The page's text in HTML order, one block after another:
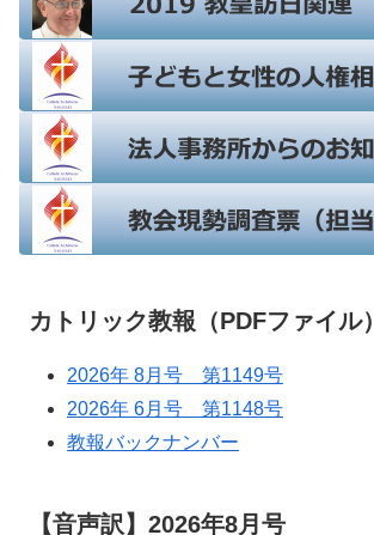
カトリック教報（PDFファイル）
2026年 8月号 第1149号
2026年 6月号 第1148号
教報バックナンバー
【音声訳】2026年8月号